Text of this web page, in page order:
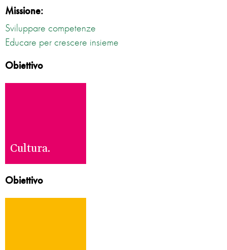
Missione:
Sviluppare competenze
Educare per crescere insieme
Obiettivo
Cultura.
Obiettivo